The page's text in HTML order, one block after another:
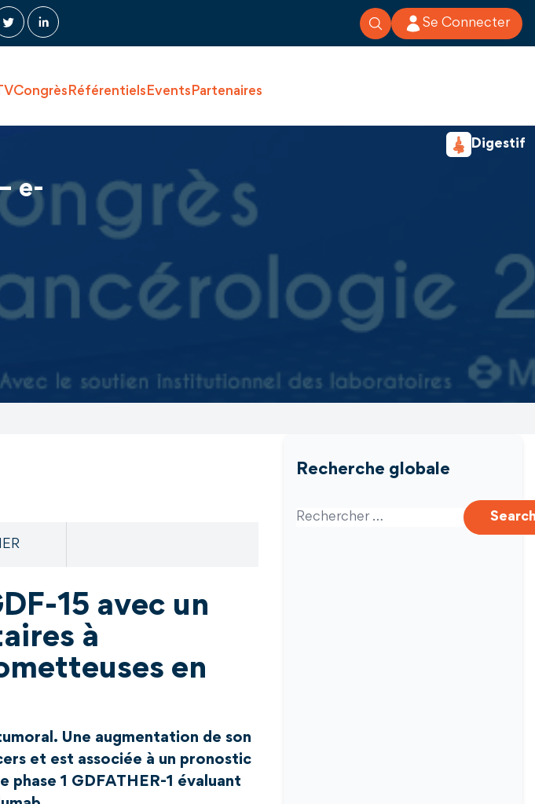
Se Connecter
CongrèsRéférentielsEventsPartenaires
Digestif
e-
15 avec un
à
en
Une augmentation de son
et est associée à un pronostic
1 GDFATHER-1 évaluant
Recherche globale
Search for: